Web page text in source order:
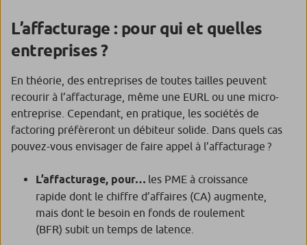
L’affacturage : pour qui et quelles
entreprises ?
En théorie, des entreprises de toutes tailles peuvent
recourir à l’affacturage, même une EURL ou une micro-
entreprise. Cependant, en pratique, les sociétés de
factoring préfèreront un débiteur solide. Dans quels cas
pouvez-vous envisager de faire appel à l’affacturage ?
L’affacturage, pour… les PME à croissance
rapide dont le chiffre d’affaires (CA) augmente,
mais dont le besoin en fonds de roulement
(BFR) subit un temps de latence.